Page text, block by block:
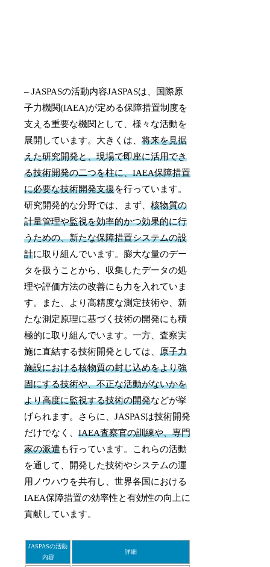
– JASPASの活動内容JASPASは、国際原
子力機関(IAEA)が定める保障措置制度を
支える重要な機関として、様々な活動を
展開しています。大きくは、将来を見据
えた研究開発と、現場で即座に活用でき
る技術開発の二つを柱に、IAEA保障措置
に必要な技術開発支援を行っています。
研究開発的な分野では、まず、核物質の
計量管理や監視を効率的かつ効果的に行
うための、新たな保障措置システムの設
計に取り組んでいます。膨大な量のデー
タを扱うことから、収集したデータの処
理や評価方法の改善にも力を入れていま
す。また、より高精度な測定技術や、新
たな測定原理に基づく技術の開発にも積
極的に取り組んでいます。一方、査察実
施に直結する技術開発としては、原子力
施設における核物質の封じ込めをより強
固にする技術や、不正な活動がないかを
より高度に監視する技術の開発などが挙
げられます。さらに、JASPASは技術開発
だけでなく、IAEA査察官の訓練や、専門
家の派遣も行っています。これらの活動
を通して、開発した技術やシステムの運
用ノウハウを共有し、世界各国における
IAEA保障措置の効率性と有効性の向上に
貢献しています。
JASPASの活動
内容
詳細